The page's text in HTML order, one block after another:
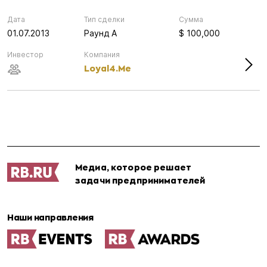
Дата
01.07.2013
Компания
Loyal4.Me
Инвестор
Тип сделки
Раунд А
Сумма
$ 100,000
Медиа, которое решает
задачи предпринимателей
Наши направления